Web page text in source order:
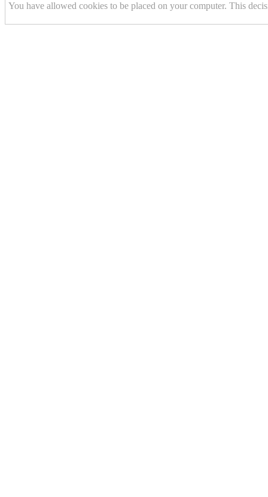
You have allowed cookies to be placed on your computer. This